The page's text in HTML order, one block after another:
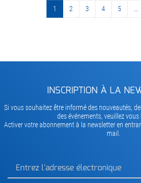
1 2 3 4 5
INSCRIPTION À LA
Si vous souhaitez être informé des nouveautés,
des événements, veuillez vous
Activer votre abonnement à la newsletter en
mail.